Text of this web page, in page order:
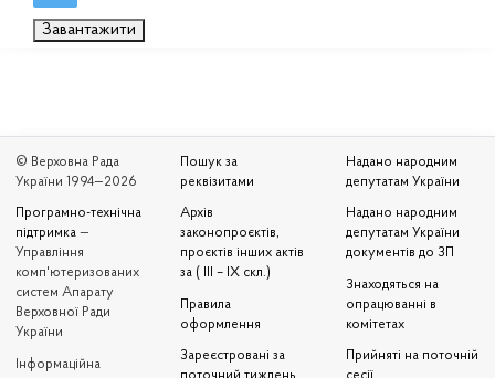
Завантажити
© Верховна Рада
України 1994—2026
Програмно-технічна
підтримка —
Управління
комп'ютеризованих
систем Апарату
Верховної Ради
України
Iнформаційна
Пошук за
реквізитами
Архів
законопроєктів,
проєктів інших актів
за ( III – IX скл.)
Правила
оформлення
Зареєстровані за
Надано народним
депутатам України
Надано народним
депутатам України
документів до ЗП
Знаходяться на
опрацюванні в
комітетах
Прийняті на поточній